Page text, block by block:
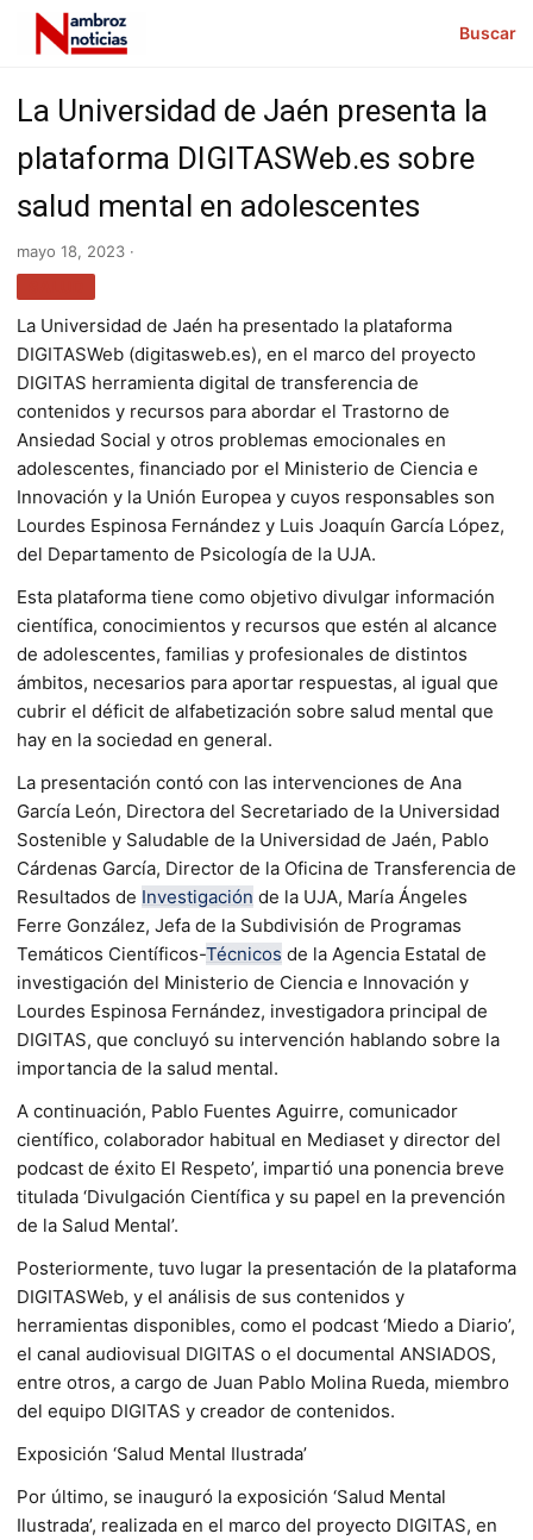
Buscar
La Universidad de Jaén presenta la
plataforma DIGITASWeb.es sobre
salud mental en adolescentes
mayo 18, 2023 ·
La Universidad de Jaén ha presentado la plataforma
DIGITASWeb (digitasweb.es), en el marco del proyecto
DIGITAS herramienta digital de transferencia de
contenidos y recursos para abordar el Trastorno de
Ansiedad Social y otros problemas emocionales en
adolescentes, financiado por el Ministerio de Ciencia e
Innovación y la Unión Europea y cuyos responsables son
Lourdes Espinosa Fernández y Luis Joaquín García López,
del Departamento de Psicología de la UJA.
Esta plataforma tiene como objetivo divulgar información
científica, conocimientos y recursos que estén al alcance
de adolescentes, familias y profesionales de distintos
ámbitos, necesarios para aportar respuestas, al igual que
cubrir el déficit de alfabetización sobre salud mental que
hay en la sociedad en general.
La presentación contó con las intervenciones de Ana
García León, Directora del Secretariado de la Universidad
Sostenible y Saludable de la Universidad de Jaén, Pablo
Cárdenas García, Director de la Oficina de Transferencia de
Resultados de Investigación de la UJA, María Ángeles
Ferre González, Jefa de la Subdivisión de Programas
Temáticos Científicos-Técnicos de la Agencia Estatal de
investigación del Ministerio de Ciencia e Innovación y
Lourdes Espinosa Fernández, investigadora principal de
DIGITAS, que concluyó su intervención hablando sobre la
importancia de la salud mental.
A continuación, Pablo Fuentes Aguirre, comunicador
científico, colaborador habitual en Mediaset y director del
podcast de éxito El Respeto’, impartió una ponencia breve
titulada ‘Divulgación Científica y su papel en la prevención
de la Salud Mental’.
Posteriormente, tuvo lugar la presentación de la plataforma
DIGITASWeb, y el análisis de sus contenidos y
herramientas disponibles, como el podcast ‘Miedo a Diario’,
el canal audiovisual DIGITAS o el documental ANSIADOS,
entre otros, a cargo de Juan Pablo Molina Rueda, miembro
del equipo DIGITAS y creador de contenidos.
Exposición ‘Salud Mental Ilustrada’
Por último, se inauguró la exposición ‘Salud Mental
Ilustrada’, realizada en el marco del proyecto DIGITAS, en